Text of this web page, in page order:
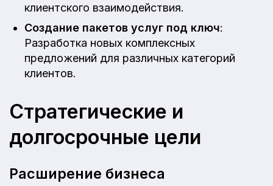
клиентского взаимодействия.
Создание пакетов услуг под ключ:
Разработка новых комплексных
предложений для различных категорий
клиентов.
Стратегические и
долгосрочные цели
Расширение бизнеса